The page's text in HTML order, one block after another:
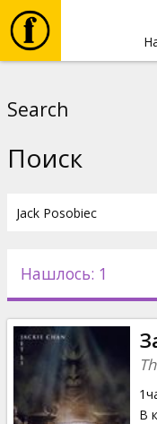
Новости
Подарки
Кинозакуски
Search
Поиск
Нашлось: 1
В